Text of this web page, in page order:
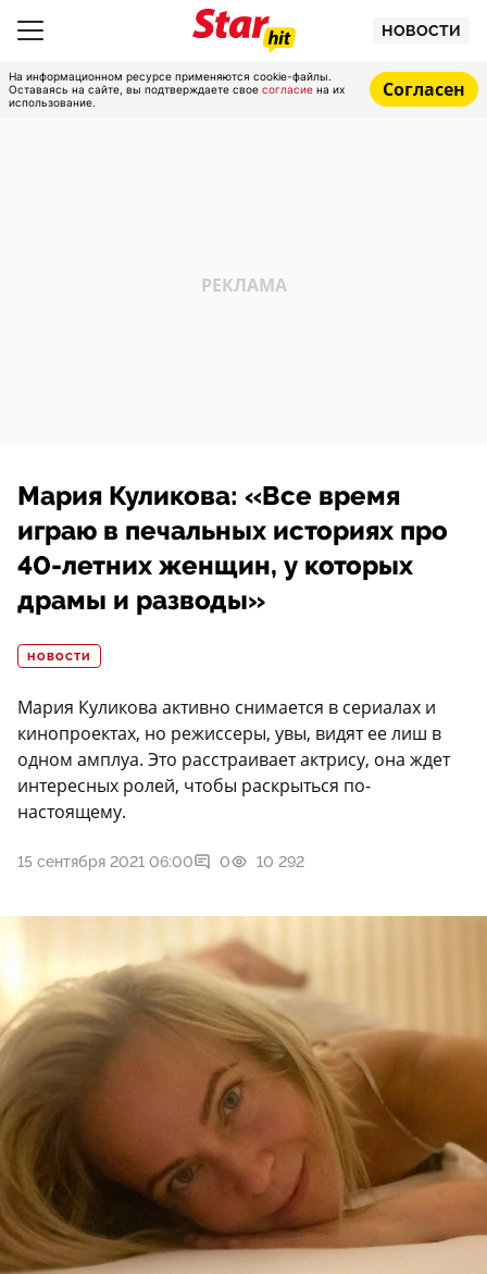
НОВОСТИ
На информационном ресурсе применяются cookie-файлы.
Оставаясь на сайте, вы подтверждаете свое согласие на их
использование.
Согласен
Мария Куликова: «Все время
играю в печальных историях про
40-летних женщин, у которых
драмы и разводы»
НОВОСТИ
Мария Куликова активно снимается в сериалах и
кинопроектах, но режиссеры, увы, видят ее лиш в
одном амплуа. Это расстраивает актрису, она ждет
интересных ролей, чтобы раскрыться по-
настоящему.
15 сентября 2021 06:00 0 10 292